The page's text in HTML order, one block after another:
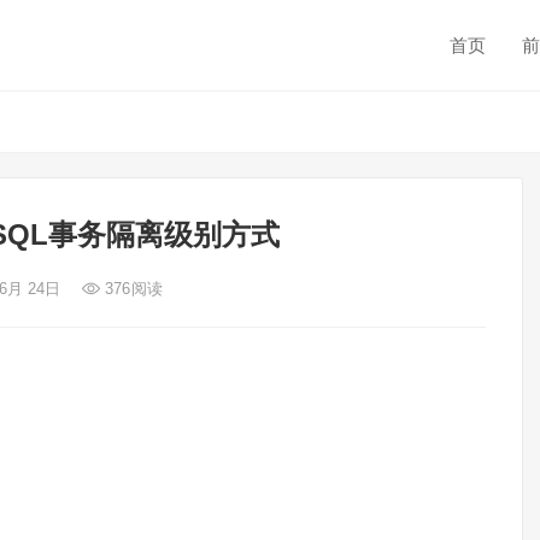
首页
事务隔离级别方式
月 24日 376阅读